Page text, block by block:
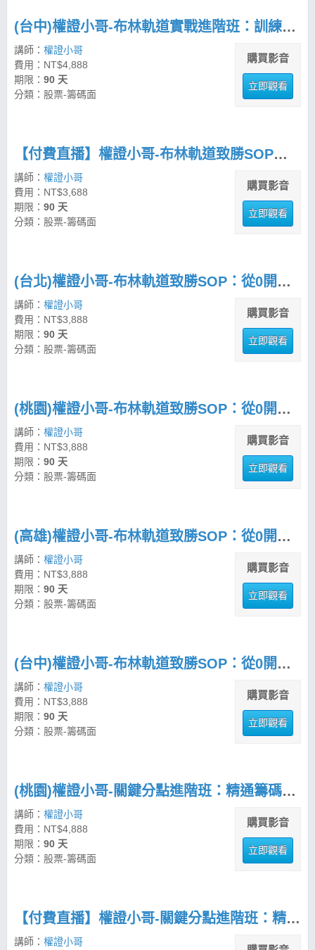
(台中)權證小哥-布林軌道實戰進階班：訓練你的盤勢決策力
講師： 權證小哥
費用：NT$4,888
期限： 90 天
分類：股票-籌碼面
購買影音
立即觀看
【付費直播】權證小哥-布林軌道致勝SOP：從0開始建立交易紀律
講師： 權證小哥
費用：NT$3,688
期限： 90 天
分類：股票-籌碼面
購買影音
立即觀看
(台北)權證小哥-布林軌道致勝SOP：從0開始建立交易紀律
講師： 權證小哥
費用：NT$3,888
期限： 90 天
分類：股票-籌碼面
購買影音
立即觀看
(桃園)權證小哥-布林軌道致勝SOP：從0開始建立交易紀律
講師： 權證小哥
費用：NT$3,888
期限： 90 天
分類：股票-籌碼面
購買影音
立即觀看
(高雄)權證小哥-布林軌道致勝SOP：從0開始建立交易紀律
講師： 權證小哥
費用：NT$3,888
期限： 90 天
分類：股票-籌碼面
購買影音
立即觀看
(台中)權證小哥-布林軌道致勝SOP：從0開始建立交易紀律
講師： 權證小哥
費用：NT$3,888
期限： 90 天
分類：股票-籌碼面
購買影音
立即觀看
(桃園)權證小哥-關鍵分點進階班：精通籌碼分析與市場波段操作
講師： 權證小哥
費用：NT$4,888
期限： 90 天
分類：股票-籌碼面
購買影音
立即觀看
【付費直播】權證小哥-關鍵分點進階班：精通籌碼分析與市場波段操作
講師： 權證小哥